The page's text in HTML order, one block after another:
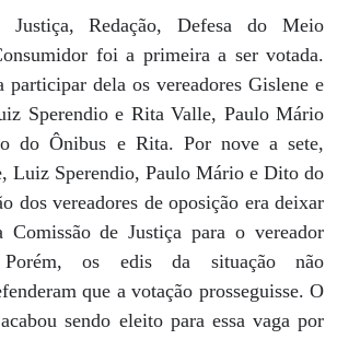
Redação, Defesa do Meio
foi a primeira a ser votada.
participar dela os vereadores Gislene e
Sperendio e Rita Valle, Paulo Mário
do Ônibus e Rita. Por nove a sete,
Luiz Sperendio, Paulo Mário e Dito do
dos vereadores de oposição era deixar
de Justiça para o vereador
os edis da situação não
que a votação prosseguisse. O
sendo eleito para essa vaga por